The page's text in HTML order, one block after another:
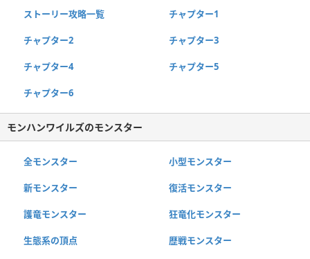
ストーリー攻略一覧 チャプター1
チャプター2 チャプター3
チャプター4 チャプター5
チャプター6
モンハンワイルズのモンスター
全モンスター 小型モンスター
新モンスター 復活モンスター
護竜モンスター 狂竜化モンスター
生態系の頂点 歴戦モンスター